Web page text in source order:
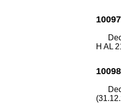
H AL